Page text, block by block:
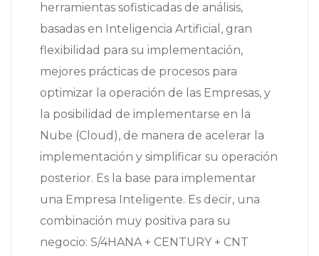
herramientas sofisticadas de análisis,
basadas en Inteligencia Artificial, gran
flexibilidad para su implementación,
mejores prácticas de procesos para
optimizar la operación de las Empresas, y
la posibilidad de implementarse en la
Nube (Cloud), de manera de acelerar la
implementación y simplificar su operación
posterior. Es la base para implementar
una Empresa Inteligente. Es decir, una
combinación muy positiva para su
negocio: S/4HANA + CENTURY + CNT